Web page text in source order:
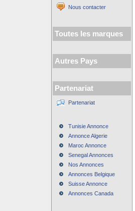
Nous contacter
Toutes les marques
Autres Pays
Partenariat
Partenariat
Tunisie Annonce
Annonce Algerie
Maroc Annonce
Senegal Annonces
Nos Annonces
Annonces Belgique
Suisse Annonce
Annonces Canada